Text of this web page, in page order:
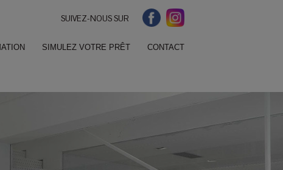
SUIVEZ-NOUS SUR
SIMULEZ VOTRE PRÊT CONTACT